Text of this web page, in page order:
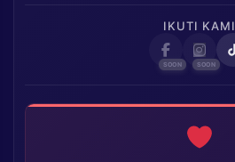
IKUTI KAMI